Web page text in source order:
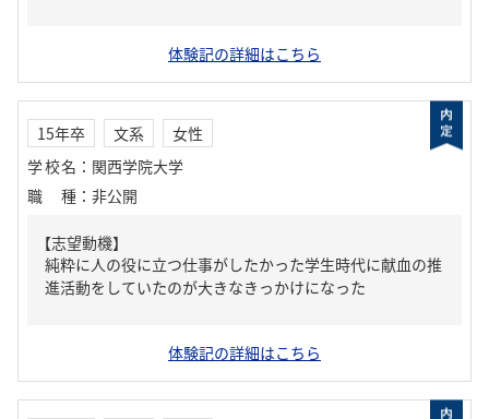
体験記の詳細はこちら
15年卒 文系
女性
学校名 ： 関西学院大学
職種 ： 非公開
【志望動機】
純粋に人の役に立つ仕事がしたかった学生時代に献血の推
進活動をしていたのが大きなきっかけになった
体験記の詳細はこちら